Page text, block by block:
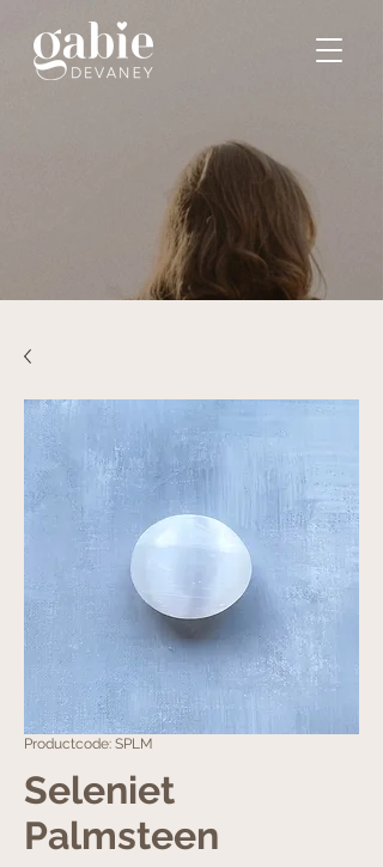
Productcode: SPLM
Seleniet
Palmsteen